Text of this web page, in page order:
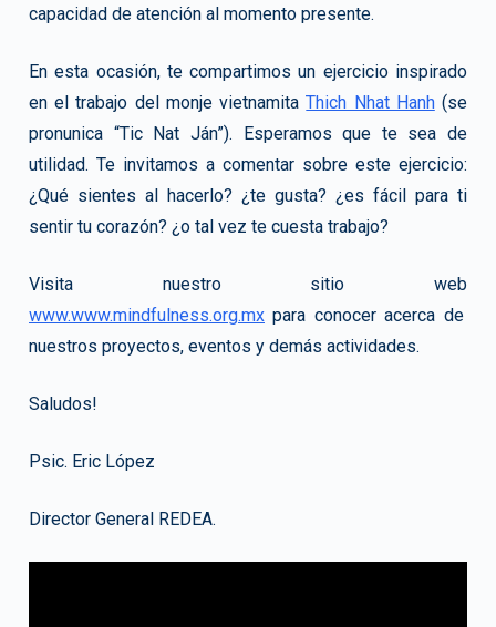
capacidad de atención al momento presente.
En esta ocasión, te compartimos un ejercicio inspirado
en el trabajo del monje vietnamitaThich Nhat Hanh(se
pronunica “Tic Nat Ján”). Esperamos que te sea de
utilidad. Te invitamos a comentar sobre este ejercicio:
¿Qué sientes al hacerlo? ¿te gusta? ¿es fácil para ti
sentir tu corazón? ¿o tal vez te cuesta trabajo?
Visita nuestro sitio web
www.www.mindfulness.org.mx para conocer acerca de
nuestros proyectos, eventos y demás actividades.
Saludos!
Psic. Eric López
Director General REDEA.